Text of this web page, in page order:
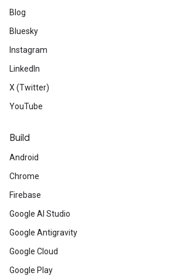
Blog
Bluesky
Instagram
LinkedIn
X (Twitter)
YouTube
Build
Android
Chrome
Firebase
Google AI Studio
Google Antigravity
Google Cloud
Google Play